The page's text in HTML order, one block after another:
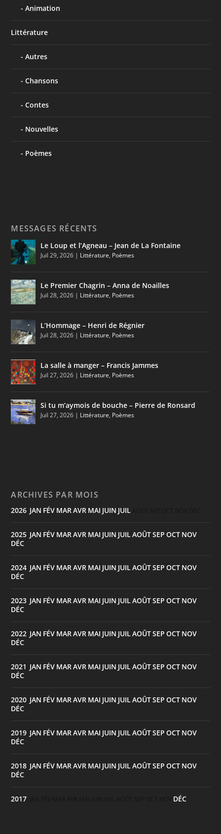
Animation
Littérature
Autres
Chansons
Contes
Nouvelles
Poèmes
MESSAGES RÉCENTS
Le Loup et l’Agneau – Jean de La Fontaine
Juil 29, 2026 | Littérature, Poèmes
Le Premier Chagrin – Anna de Noailles
Juil 28, 2026 | Littérature, Poèmes
L’Hommage – Henri de Régnier
Juil 28, 2026 | Littérature, Poèmes
La salle à manger – Francis Jammes
Juil 27, 2026 | Littérature, Poèmes
Si tu m’aymois de bouche – Pierre de Ronsard
Juil 27, 2026 | Littérature, Poèmes
ARCHIVES PAR MOIS
2026 JAN FÉV MARAVR MAI JUIN JUIL
2025 JAN FÉV MARAVR MAI JUIN JUILAOÛTSEP OCT NOV
DÉC
2024 JAN FÉV MARAVR MAI JUIN JUILAOÛTSEP OCT NOV
DÉC
2023 JAN FÉV MARAVR MAI JUIN JUILAOÛTSEP OCT NOV
DÉC
2022 JAN FÉV MARAVR MAI JUIN JUILAOÛTSEP OCT NOV
DÉC
2021 JAN FÉV MARAVR MAI JUIN JUILAOÛTSEP OCT NOV
DÉC
2020 JAN FÉV MARAVR MAI JUIN JUILAOÛTSEP OCT NOV
DÉC
2019 JAN FÉV MARAVR MAI JUIN JUILAOÛTSEP OCT NOV
DÉC
2018 JAN FÉV MARAVR MAI JUIN JUILAOÛTSEP OCT NOV
DÉC
2017 DÉC